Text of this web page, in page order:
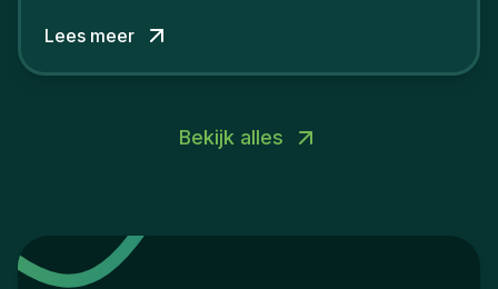
Lees meer
Bekijk alles